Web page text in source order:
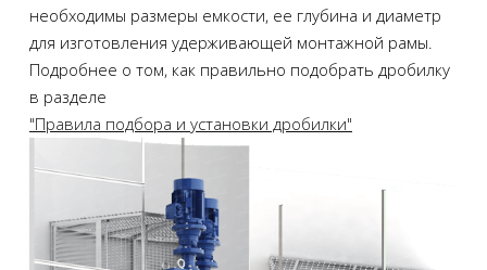
необходимы размеры емкости, ее глубина и диаметр
для изготовления удерживающей монтажной рамы.
Подробнее о том, как правильно подобрать дробилку
в разделе
"Правила подбора и установки дробилки"